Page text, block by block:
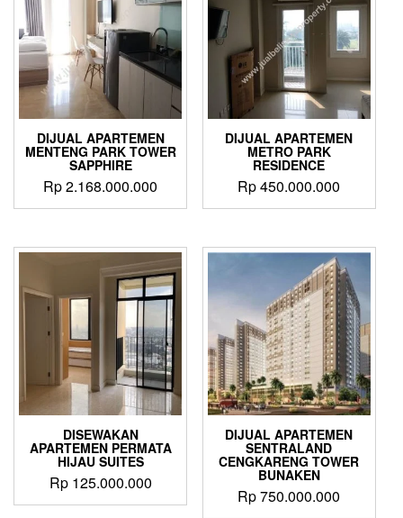
DIJUAL APARTEMEN
MENTENG PARK TOWER
SAPPHIRE
Rp2.168.000.000
DIJUAL APARTEMEN
METRO PARK
RESIDENCE
Rp450.000.000
DISEWAKAN
APARTEMEN PERMATA
HIJAU SUITES
Rp125.000.000
DIJUAL APARTEMEN
SENTRALAND
CENGKARENG TOWER
BUNAKEN
Rp750.000.000